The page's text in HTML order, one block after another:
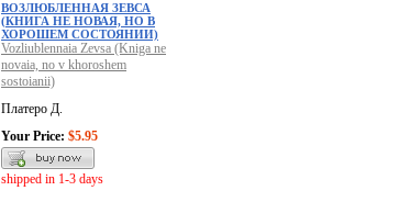
ВОЗЛЮБЛЕННАЯ ЗЕВСА
(КНИГА НЕ НОВАЯ, НО В
ХОРОШЕМ СОСТОЯНИИ)
Vozliublennaia Zevsa (Kniga ne
novaia, no v khoroshem
sostoianii)
Платеро Д.
Your Price: $5.95
shipped in 1-3 days